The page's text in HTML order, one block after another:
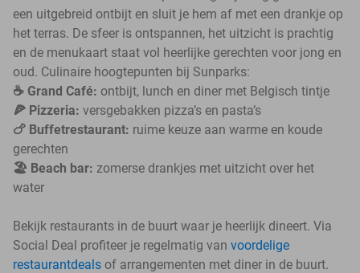
een uitgebreid ontbijt en sluit je hem af met een drankje op
het terras. De sfeer is ontspannen, het uitzicht is prachtig
en de menukaart staat vol heerlijke gerechten voor jong en
oud. Culinaire hoogtepunten bij Sunparks:
☕️ Grand Café: ontbijt, lunch en diner met Belgisch tintje
🍕 Pizzeria: versgebakken pizza’s en pasta’s
🍗 Buffetrestaurant: ruime keuze aan warme en koude
gerechten
🏖️ Beach bar: zomerse drankjes met uitzicht over het
water
Bekijk restaurants in de buurt waar je heerlijk dineert. Via
Social Deal profiteer je regelmatig van voordelige
restaurantdeals of arrangementen met diner in de buurt.